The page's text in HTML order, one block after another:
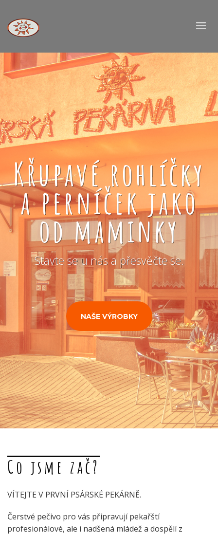
Křupavé rohlíčky
a perníček jako
od maminky
Stavte se u nás a přesvěčte se.
NAŠE VÝROBKY
Co jsme zač?
VÍTEJTE V PRVNÍ PSÁRSKÉ PEKÁRNĚ.
Čerstvé pečivo pro vás připravují pekařští
profesionálové, ale i nadšená mládež a dospělí z